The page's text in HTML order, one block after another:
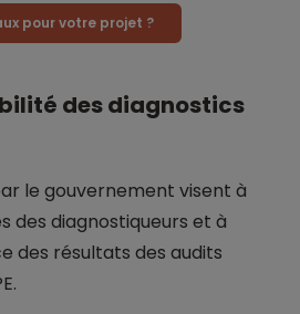
pour votre projet ?
des diagnostics
le gouvernement visent à
des diagnostiqueurs et à
des résultats des audits